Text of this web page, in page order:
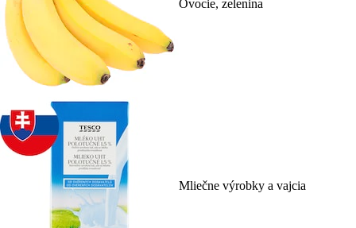
Ovocie, zelenina
Mliečne výrobky a vajcia